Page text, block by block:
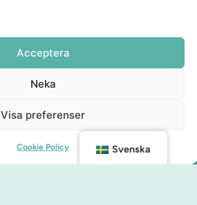
Acceptera
Neka
Visa preferenser
Cookie Policy Svenska